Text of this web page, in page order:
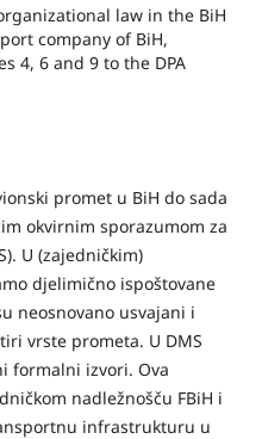
law in the BiH
company of BiH,
4, 6 and 9 to the DPA
promet u BiH do sada
okvirnim sporazumom za
U (zajedničkim)
djelimično ispoštovane
neosnovano usvajani i
vrste prometa. U DMS
formalni izvori. Ova
nadležnošču FBiH i
infrastrukturu u